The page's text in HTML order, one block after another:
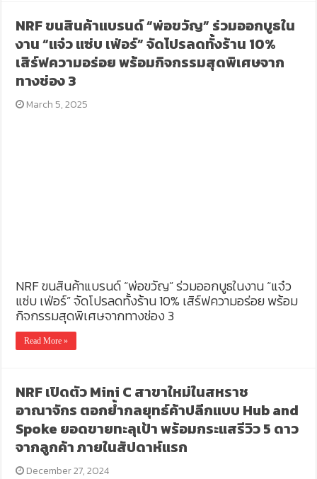
NRF ขนสินค้าแบรนด์ “พ่อขวัญ” ร่วมออกบูธใน
งาน “แจ๋ว แซ่บ เฟ่อร์” จัดโปรลดทั้งร้าน 10%
เสิร์ฟความอร่อย พร้อมกิจกรรมสุดพิเศษจาก
ทางช่อง 3
March 5, 2025
NRF ขนสินค้าแบรนด์ “พ่อขวัญ” ร่วมออกบูธในงาน “แจ๋ว
แซ่บ เฟ่อร์” จัดโปรลดทั้งร้าน 10% เสิร์ฟความอร่อย พร้อม
กิจกรรมสุดพิเศษจากทางช่อง 3
Read More »
NRF เปิดตัว Mini C สาขาใหม่ในสหราช
อาณาจักร ตอกย้ำกลยุทธ์ค้าปลีกแบบ Hub and
Spoke ยอดขายทะลุเป้า พร้อมกระแสรีวิว 5 ดาว
จากลูกค้า ภายในสัปดาห์แรก
December 27, 2024